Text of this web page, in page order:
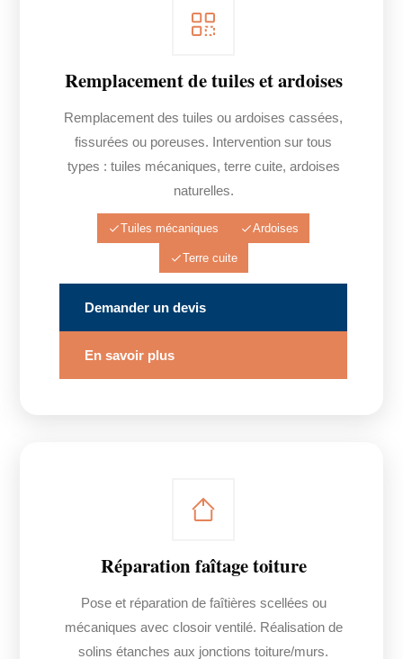
Remplacement de tuiles et ardoises
Remplacement des tuiles ou ardoises cassées,
fissurées ou poreuses. Intervention sur tous
types : tuiles mécaniques, terre cuite, ardoises
naturelles.
Tuiles mécaniques Ardoises
Terre cuite
Demander un devis
En savoir plus
Réparation faîtage toiture
Pose et réparation de faîtières scellées ou
mécaniques avec closoir ventilé. Réalisation de
solins étanches aux jonctions toiture/murs.